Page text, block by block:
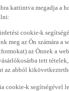
kattintva megadja a
cookie-k
meg az Ön számára a
az Önnek a
tett
az abból
cookie-k segítségével